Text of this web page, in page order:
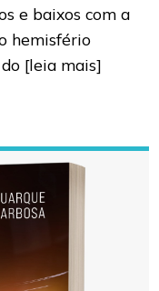
e baixos com a
hemisfério
[leia mais]